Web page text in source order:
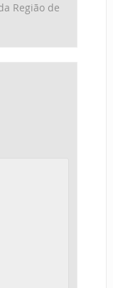
Região de